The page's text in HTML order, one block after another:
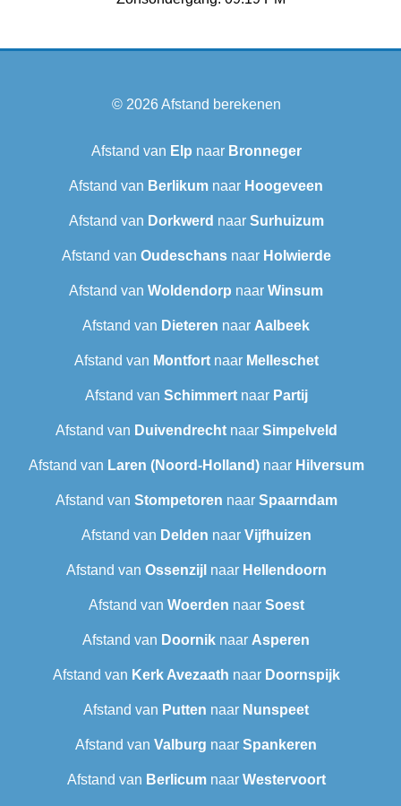
© 2026Afstand berekenen
Afstand van Elp naar Bronneger
Afstand van Berlikum naar Hoogeveen
Afstand van Dorkwerd naar Surhuizum
Afstand van Oudeschansnaar Holwierde
Afstand van Woldendorp naar Winsum
Afstand van Dieteren naar Aalbeek
Afstand van Montfortnaar Melleschet
Afstand van Schimmertnaar Partij
Afstand van Duivendrechtnaar Simpelveld
Afstand van Laren (Noord-Holland)naar Hilversum
Afstand van Stompetoren naar Spaarndam
Afstand van Delden naar Vijfhuizen
Afstand van Ossenzijl naar Hellendoorn
Afstand van Woerden naar Soest
Afstand van Doornik naar Asperen
Afstand van Kerk Avezaath naar Doornspijk
Afstand van Putten naar Nunspeet
Afstand van Valburg naar Spankeren
Afstand van Berlicumnaar Westervoort